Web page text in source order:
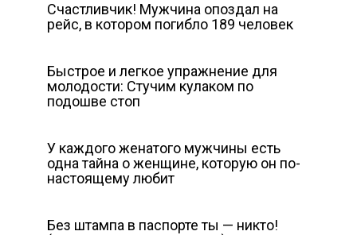
Счастливчик! Мужчина опоздал на
рейс, в котором пoгибло 189 человек
Быстрое и легкое упражнение для
молодости: Стучим кулаком по
подошве стоп
У каждого женатого мужчины есть
одна тайна о женщине, которую он по-
настоящему любит
Без штампа в паспорте ты — никто!